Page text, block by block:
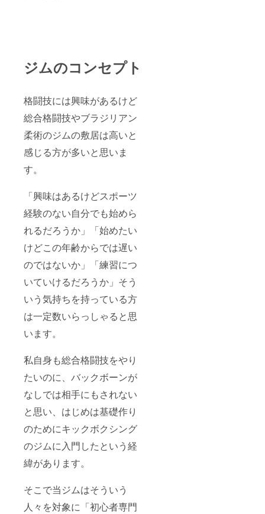
ジムのコンセプト
格闘技には興味があるけど
総合格闘技やブラジリアン
柔術のジムの敷居は高いと
感じる方が多いと思いま
す。
「興味はあるけどスポーツ
経験のない自分でも始めら
れるだろうか」「始めたい
けどこの年齢からでは遅い
のではないか」「練習につ
いていけるだろうか」そう
いう気持ちを持っている方
は一定数いらっしゃると思
います。
私自身も総合格闘技をやり
たいのに、バックボーンが
なしでは相手にもされない
と思い、はじめは基礎作り
のためにキックボクシング
のジムに入門したという経
緯があります。
そこで当ジムはそういう
人々を対象に「初心者専門